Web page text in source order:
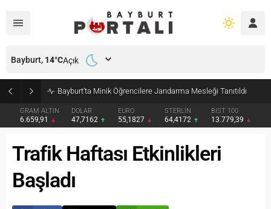
Bayburt’ta Minik Öğrencilere Jandarma Mesleği Tanıtıldı
GRAM ALTIN
6.659,91
DOLAR
47,7162
EURO
55,1827
STERLİN
64,4172
BIST 100
13.779,39
Bayburt, 14°CAçık
Trafik Haftası Etkinlikleri
Başladı